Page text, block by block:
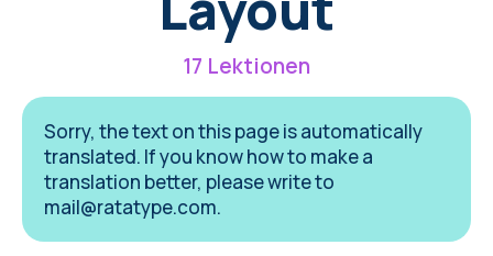
17 Lektionen
Sorry, the text on this page is automatically
translated. If you know how to make a
translation better, please write to
mail@ratatype.com.